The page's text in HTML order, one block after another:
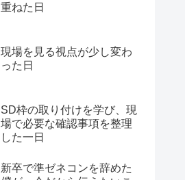
重ねた日
現場を見る視点が少し変わ
った日
SD枠の取り付けを学び、現
場で必要な確認事項を整理
した一日
新卒で準ゼネコンを辞めた